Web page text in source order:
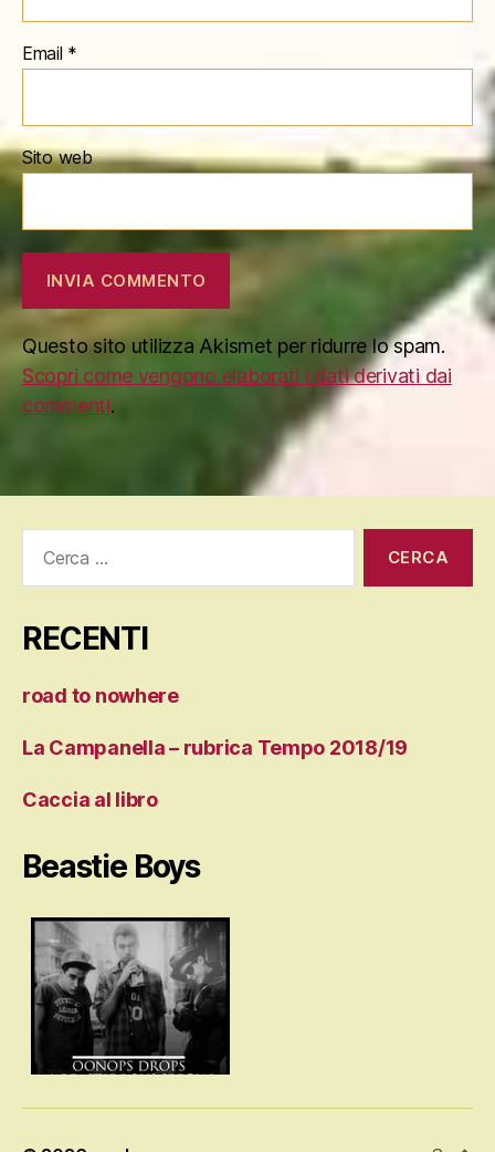
Email *
Sito web
Questo sito utilizza Akismet per ridurre lo spam.
Scopri come vengono elaborati i dati derivati dai
commenti.
RECENTI
road to nowhere
La Campanella – rubrica Tempo 2018/19
Caccia al libro
Beastie Boys